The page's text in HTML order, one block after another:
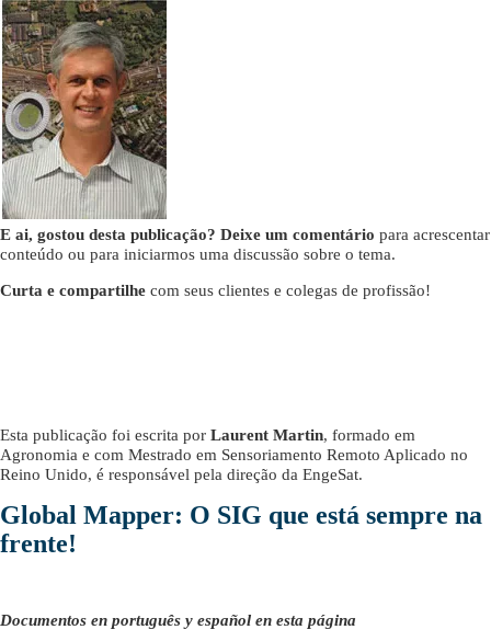
E ai, gostou desta publicação? Deixe um comentário para acrescentar
conteúdo ou para iniciarmos uma discussão sobre o tema.
Curta e compartilhe com seus clientes e colegas de profissão!
Esta publicação foi escrita por Laurent Martin, formado em
Agronomia e com Mestrado em Sensoriamento Remoto Aplicado no
Reino Unido, é responsável pela direção da EngeSat.
Global Mapper: O SIG que está sempre na
frente!
Documentos en português y español en esta página